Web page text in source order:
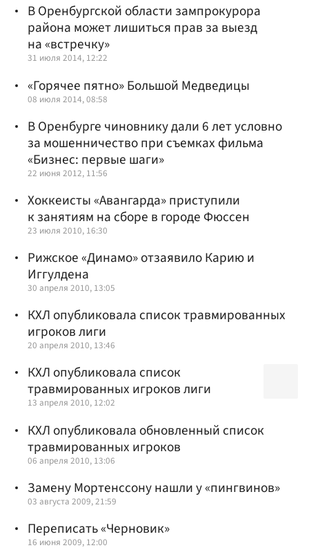
В Оренбургской области зампрокурора
района может лишиться прав за выезд
на «встречку»
31 июля 2014, 12:22
«Горячее пятно» Большой Медведицы
08 июля 2014, 08:58
В Оренбурге чиновнику дали 6 лет условно
за мошенничество при съемках фильма
«Бизнес: первые шаги»
22 июня 2012, 11:56
Хоккеисты «Авангарда» приступили
к занятиям на сборе в городе Фюссен
23 июля 2010, 16:30
Рижское «Динамо» отзаявило Карию и
Иггулдена
30 апреля 2010, 13:05
КХЛ опубликовала список травмированных
игроков лиги
20 апреля 2010, 13:46
КХЛ опубликовала список
травмированных игроков лиги
13 апреля 2010, 12:02
КХЛ опубликовала обновленный список
травмированных игроков
06 апреля 2010, 13:06
Замену Мортенссону нашли у «пингвинов»
03 августа 2009, 21:59
Переписать «Черновик»
16 июня 2009, 12:00